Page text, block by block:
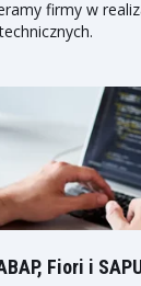
firmy w
Fiori i